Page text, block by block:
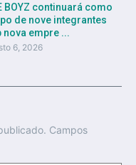
BOYZ continuará como
de nove integrantes
nova empre ...
6, 2026
Campos